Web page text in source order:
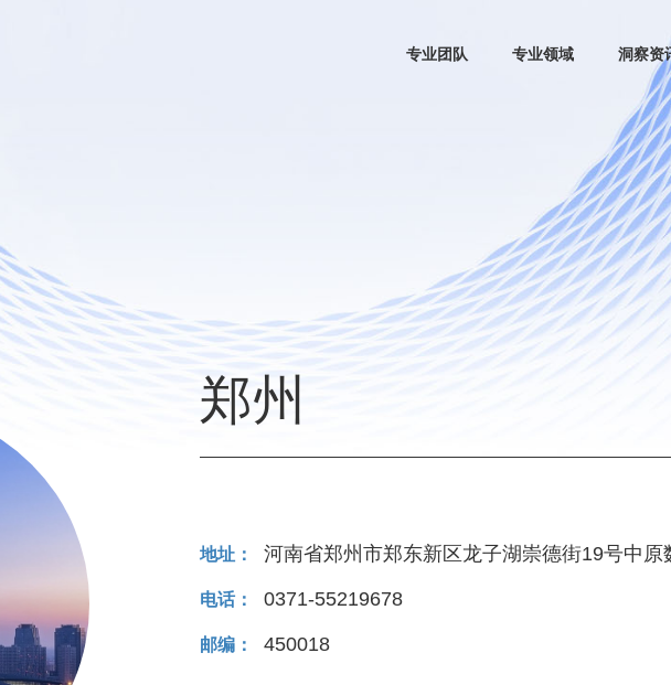
专业团队 专业领域 洞察资
郑州
地址： 河南省郑州市郑东新区龙子湖崇德街19号中原
电话： 0371-55219678
邮编： 450018